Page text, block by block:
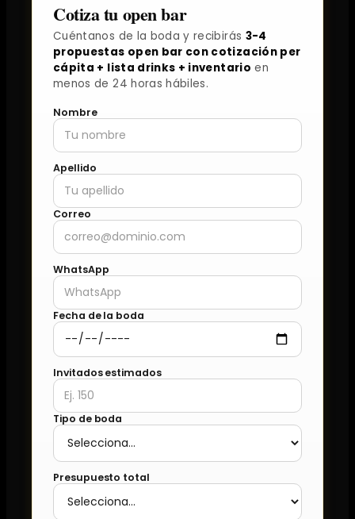
Cotiza tu open bar
Cuéntanos de la boda y recibirás 3-4
propuestas open bar con cotización per
cápita + lista drinks + inventario en
menos de 24 horas hábiles.
Nombre
Apellido
Correo
WhatsApp
Fecha de la boda
Invitados estimados
Tipo de boda
Presupuesto total